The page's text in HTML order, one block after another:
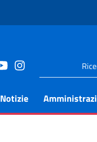
Notizie